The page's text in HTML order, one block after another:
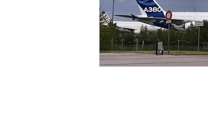
Religion Festival